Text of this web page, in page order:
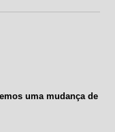
uma mudança de